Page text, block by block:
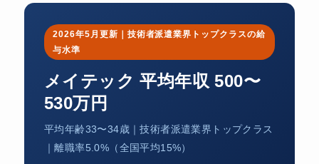
2026年5月更新｜技術者派遣業界トップクラスの給
与水準
メイテック 平均年収 500〜
530万円
平均年齢33〜34歳｜技術者派遣業界トップクラス
｜離職率5.0%（全国平均15%）